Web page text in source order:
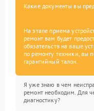
Какие документы вы
На этапе приема
ремонт вам будет
обязательств на ваше
по ремонту техники, вы
гарантийный талон.
Я уже знаю в чем
ремонт необходим. Для
диагностику?